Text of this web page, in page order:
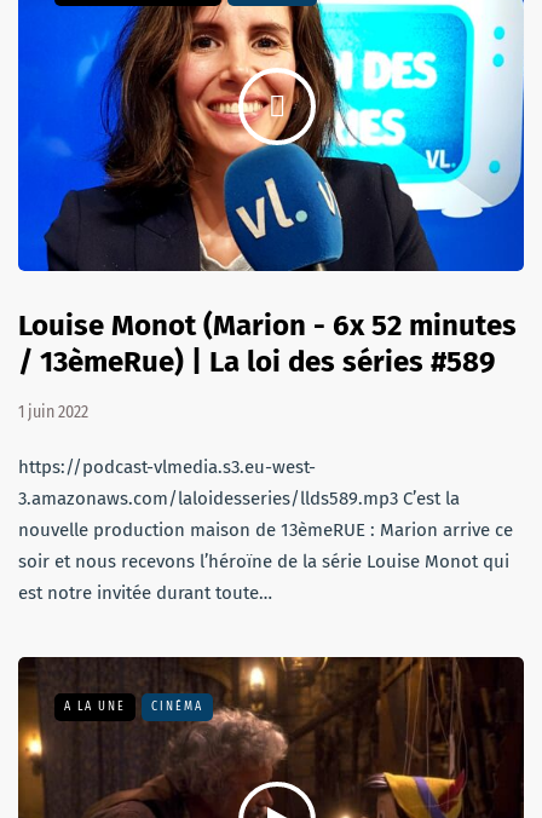
Louise Monot (Marion - 6x 52 minutes
/ 13èmeRue) | La loi des séries #589
1 juin 2022
https://podcast-vlmedia.s3.eu-west-
3.amazonaws.com/laloidesseries/llds589.mp3 C’est la
nouvelle production maison de 13èmeRUE : Marion arrive ce
soir et nous recevons l’héroïne de la série Louise Monot qui
est notre invitée durant toute…
A LA UNE CINÉMA